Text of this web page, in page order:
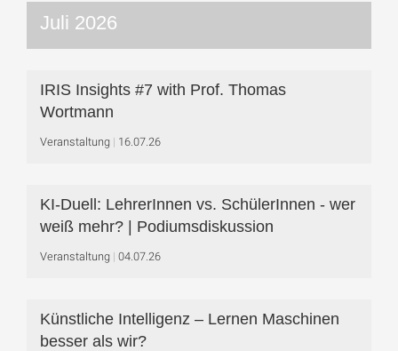
Juli 2026
IRIS Insights #7 with Prof. Thomas
Wortmann
Veranstaltung 16.07.26
KI-Duell: LehrerInnen vs. SchülerInnen - wer
weiß mehr? | Podiumsdiskussion
Veranstaltung 04.07.26
Künstliche Intelligenz – Lernen Maschinen
besser als wir?